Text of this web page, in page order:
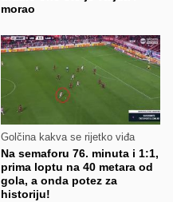
morao
Golčina kakva se rijetko viđa
Na semaforu 76. minuta i 1:1,
prima loptu na 40 metara od
gola, a onda potez za
historiju!